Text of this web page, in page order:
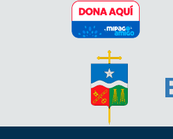
Pasar al contenido principal